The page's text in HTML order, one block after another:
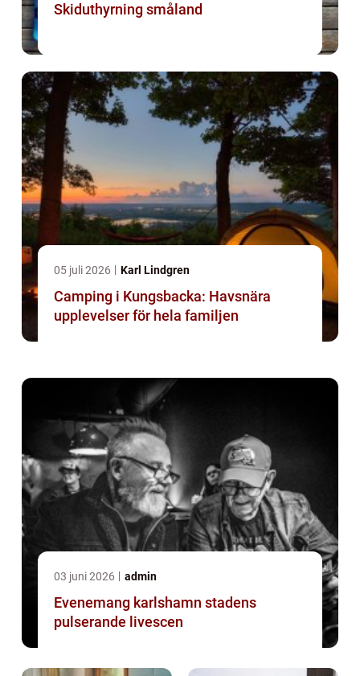
Skiduthyrning småland
05 juli 2026 Karl Lindgren
Camping i Kungsbacka: Havsnära
upplevelser för hela familjen
03 juni 2026 admin
Evenemang karlshamn stadens
pulserande livescen